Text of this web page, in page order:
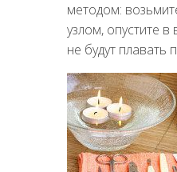
методом:
узлом, опустите
не будут плавать